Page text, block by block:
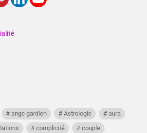
ange gardien Astrologie
aura
complicité
couple